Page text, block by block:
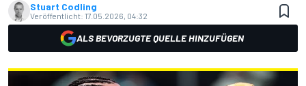
Stuart Codling
Veröffentlicht: 17.05.2026, 04:32
ALS BEVORZUGTE QUELLE HINZUFÜGEN